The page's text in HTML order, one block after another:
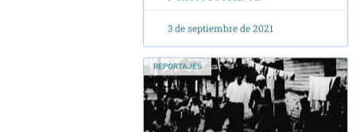
REPORTAJES